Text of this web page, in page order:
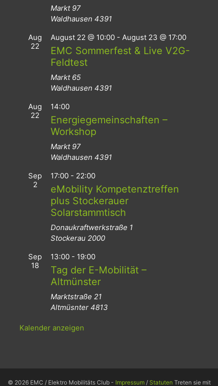
Markt 97
Waldhausen 4391
Aug
22
August 22 @ 10:00 - August 23 @ 17:00
EMC Sommerfest & Live V2G-
Feldtest
Markt 65
Waldhausen 4391
Aug
22
14:00
Energiegemeinschaften –
Workshop
Markt 97
Waldhausen 4391
Sep
2
17:00 - 22:00
eMobility Kompetenztreffen
plus Stockerauer
Solarstammtisch
Donaukraftwerkstraße 1
Stockerau 2000
Sep
18
13:00 - 19:00
Tag der E-Mobilität –
Altmünster
Marktstraße 21
Altmüsnter 4813
Kalender anzeigen
© 2026 EMC / Elektro Mobilitäts Club - Impressum/ Statuten Treten sie mit